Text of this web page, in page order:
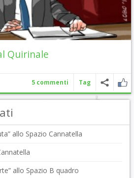
Quirinale
5 commenti Tag
allo Spazio Cannatella
allo Spazio B quadro